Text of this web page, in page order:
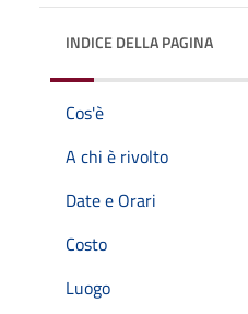
INDICE DELLA PAGINA
Cos'è
A chi è rivolto
Date e Orari
Costo
Luogo